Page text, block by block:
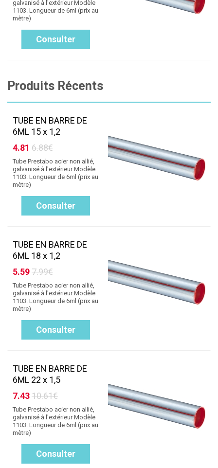
galvanisé à l'extérieur Modèle
1103. Longueur de 6ml (prix au
mètre)
Consulter
Produits Récents
TUBE EN BARRE DE
6ML 15 x 1,2
4.81 6.88€
Tube Prestabo acier non allié,
galvanisé à l'extérieur Modèle
1103. Longueur de 6ml (prix au
mètre)
Consulter
TUBE EN BARRE DE
6ML 18 x 1,2
5.597.99€
Tube Prestabo acier non allié,
galvanisé à l'extérieur Modèle
1103. Longueur de 6ml (prix au
mètre)
Consulter
TUBE EN BARRE DE
6ML 22 x 1,5
7.4310.61€
Tube Prestabo acier non allié,
galvanisé à l'extérieur Modèle
1103. Longueur de 6ml (prix au
mètre)
Consulter